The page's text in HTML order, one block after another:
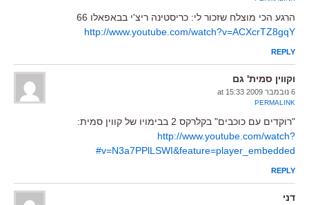
הרגע הכי מוצלח שזכור לי: כריסטינה ריצ'י בבאפאלו 66
http://www.youtube.com/watch?v=ACXcrTZ8gqY
REPLY
וקווין סמית' גם
6 נובמבר 2009 at 15:33
PERMALINK
"רוקדים עם כוכבים" בקלרקס 2 בבימויו של קווין סמית:
http://www.youtube.com/watch?
v=N3a7PPlLSWI&feature=player_embedded#
REPLY
דני